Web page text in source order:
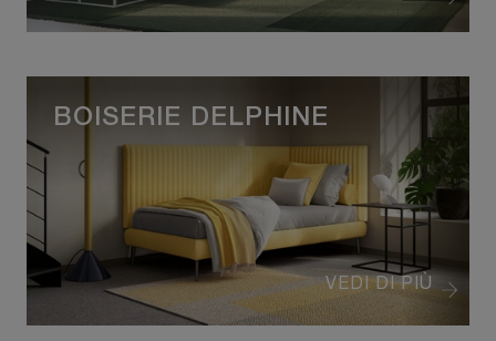
VEDI DI PIÙ
BOISERIE DELPHINE